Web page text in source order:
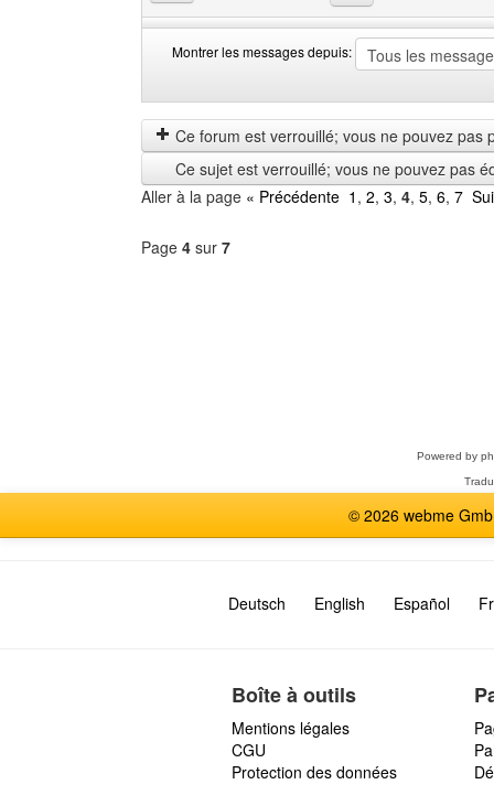
Montrer les messages depuis:
les
messages
depuis
by
Ce forum est verrouillé; vous ne pouvez pas
Ce sujet est verrouillé; vous ne pouvez pas
Aller à la page « Précédente 1 , 2, 3, 4, 5, 6, 7
Page 4 sur 7
Powered by
© 2026 webme
Deutsch English Español
Boîte à outils
Mentions légales
CGU
Protection des données